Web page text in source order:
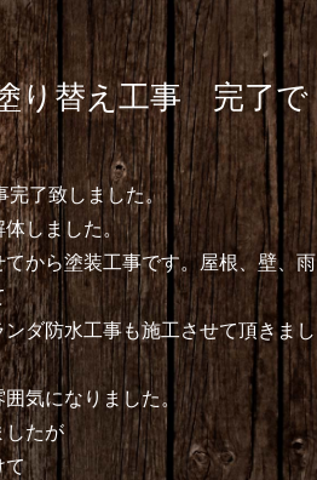
り替え工事 完了で
完了致しました。
しました。
から塗装工事です。屋根、壁、雨
ダ防水工事も施工させて頂きまし
気になりました。
したが
て